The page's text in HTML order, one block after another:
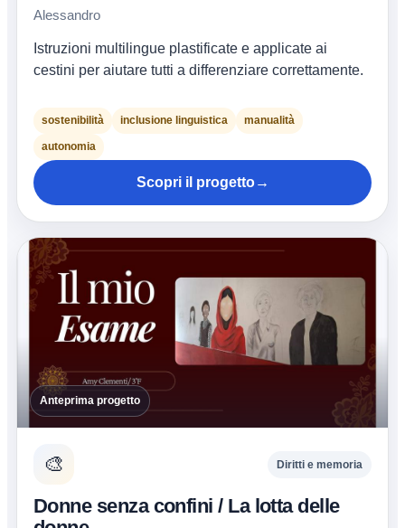
Alessandro
Istruzioni multilingue plastificate e applicate ai
cestini per aiutare tutti a differenziare correttamente.
sostenibilità inclusione linguistica manualità
autonomia
Scopri il progetto→
Anteprima progetto
🎨 Diritti e memoria
Donne senza confini / La lotta delle